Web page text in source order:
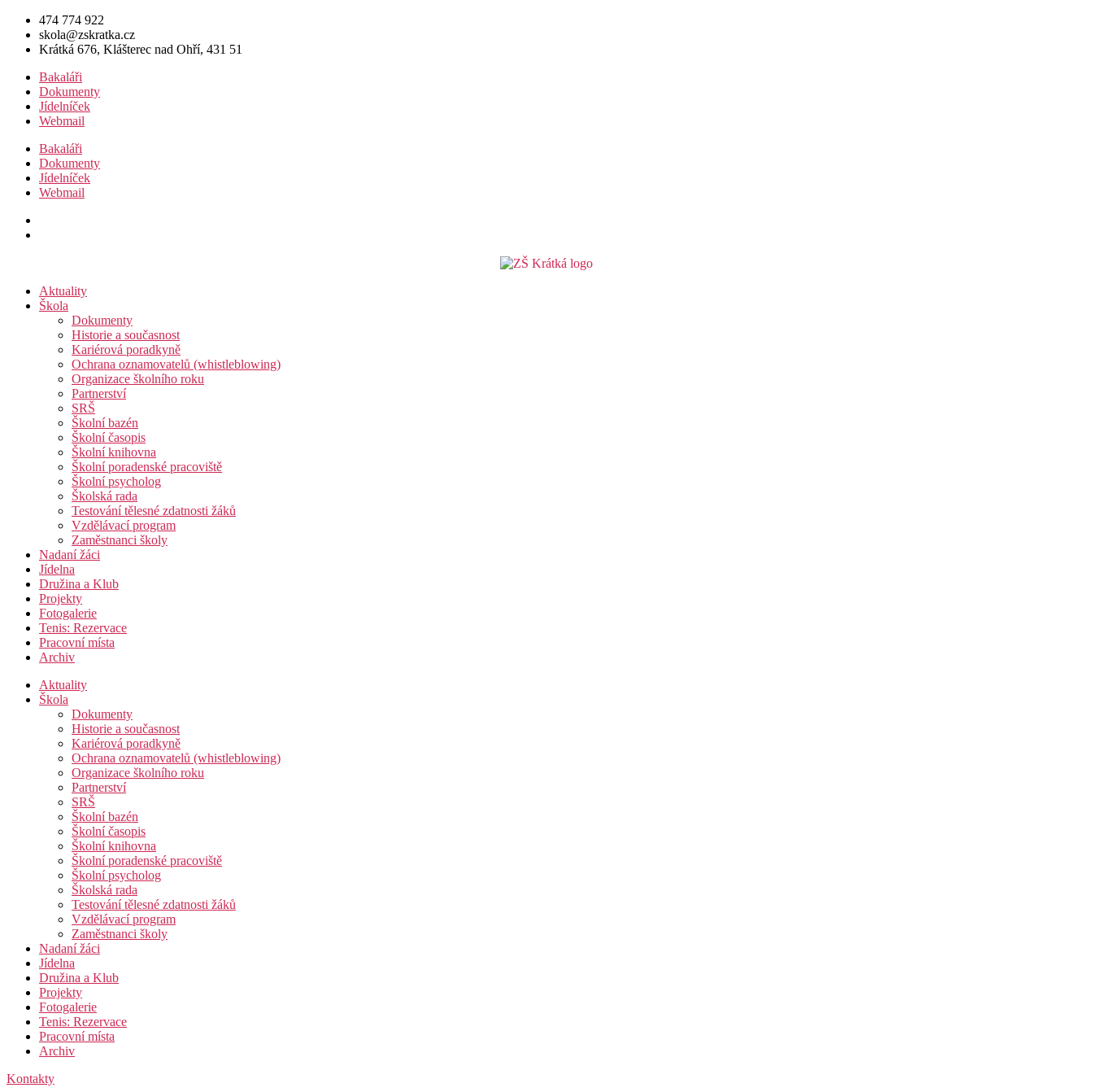
Přejít
obsahu
474 774 922
skola@zskratka.cz
Krátká 676, Klášterec nad Ohří, 431 51
Bakaláři
Dokumenty
Jídelníček
Webmail
Bakaláři
Dokumenty
Jídelníček
Webmail
Aktuality
Škola
Dokumenty
Historie a současnost
Kariérová poradkyně
Ochrana oznamovatelů (whistleblowing)
Organizace školního roku
Partnerství
SRŠ
Školní bazén
Školní časopis
Školní knihovna
Školní poradenské pracoviště
Školní psycholog
Školská rada
Testování tělesné zdatnosti žáků
Vzdělávací program
Zaměstnanci školy
Nadaní žáci
Jídelna
Družina a Klub
Projekty
Fotogalerie
Tenis: Rezervace
Pracovní místa
Archiv
Aktuality
Škola
Dokumenty
Historie a současnost
Kariérová poradkyně
Ochrana oznamovatelů (whistleblowing)
Organizace školního roku
Partnerství
SRŠ
Školní bazén
Školní časopis
Školní knihovna
Školní poradenské pracoviště
Školní psycholog
Školská rada
Testování tělesné zdatnosti žáků
Vzdělávací program
Zaměstnanci školy
Nadaní žáci
Jídelna
Družina a Klub
Projekty
Fotogalerie
Tenis: Rezervace
Pracovní místa
Archiv
Kontakty